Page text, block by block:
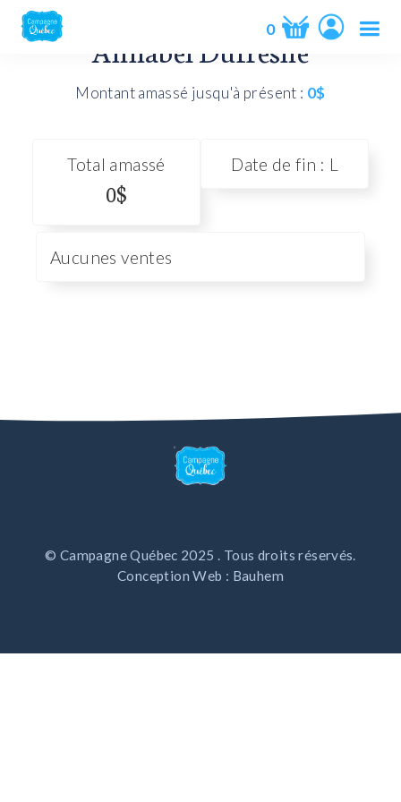
0
Produit ajouté au panier, Merci!
Annabel Dufresne
Montant amassé jusqu'à présent : 0$
Total amassé
0$
Date de fin : L
Aucunes ventes
© Campagne Québec 2025 . Tous droits réservés.
Conception Web : Bauhem